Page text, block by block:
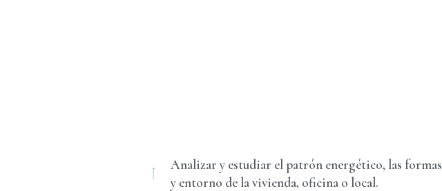
Analizar y estudiar el patrón energético, las formas
y entorno de la vivienda, oficina o local.